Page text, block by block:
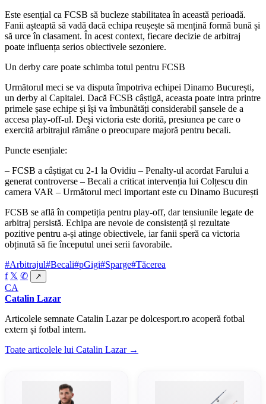
Este esențial ca FCSB să bucleze stabilitatea în această perioadă.
Fanii așteaptă să vadă dacă echipa reușește să mențină formă bună și
să urce în clasament. În acest context, fiecare decizie de arbitraj
poate influența serios obiectivele sezoniere.
Un derby care poate schimba totul pentru FCSB
Următorul meci se va disputa împotriva echipei Dinamo București,
un derby al Capitalei. Dacă FCSB câștigă, aceasta poate intra printre
primele șase echipe și își va îmbunătăți considerabil șansele de a
accesa play-off-ul. Deși victoria este dorită, presiunea pe care o
exercită arbitrajul rămâne o preocupare majoră pentru becali.
Puncte esențiale:
– FCSB a câștigat cu 2-1 la Ovidiu – Penalty-ul acordat Farului a
generat controverse – Becali a criticat intervenția lui Colțescu din
camera VAR – Următorul meci important este cu Dinamo București
FCSB se află în competiția pentru play-off, dar tensiunile legate de
arbitraj persistă. Echipa are nevoie de consistență și rezultate
pozitive pentru a-și atinge obiectivele, iar fanii speră ca victoria
obținută să fie începutul unei serii favorabile.
#Arbitrajul#Becali#pGigi#Sparge#Tăcerea
f 𝕏 ✆ ↗
CA
Catalin Lazar
Articolele semnate Catalin Lazar pe dolcesport.ro acoperă fotbal
extern și fotbal intern.
Toate articolele lui Catalin Lazar →